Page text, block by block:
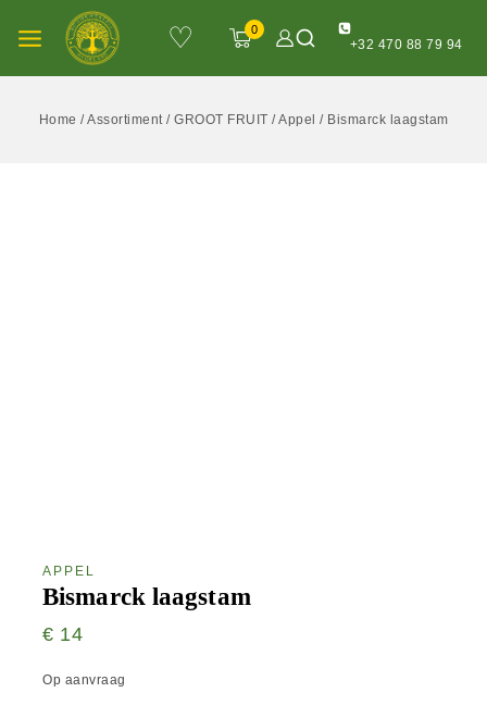
♡ 0
+32 470 88 79 94
Home /Assortiment / GROOT FRUIT /Appel / Bismarck laagstam
APPEL
Bismarck laagstam
€ 14
Op aanvraag